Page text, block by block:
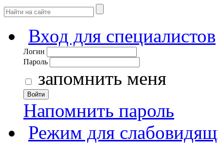
Вход для специалистов
Логин
Пароль
запомнить меня
Войти
Напомнить пароль
Режим для